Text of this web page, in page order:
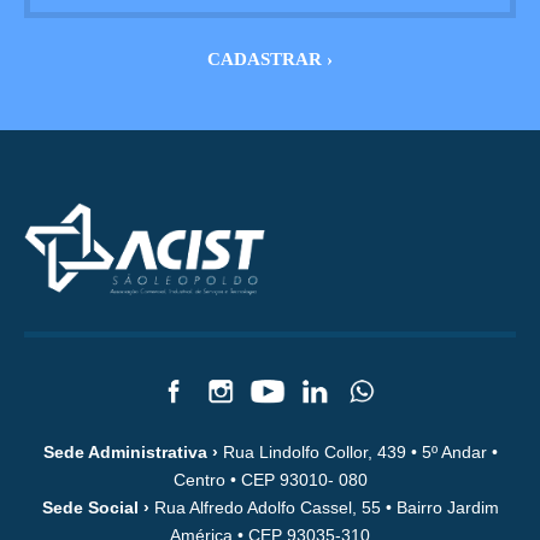
Sede Administrativa › Rua Lindolfo Collor, 439 • 5º Andar •
Centro • CEP 93010- 080
Sede Social › Rua Alfredo Adolfo Cassel, 55 • Bairro Jardim
América • CEP 93035-310